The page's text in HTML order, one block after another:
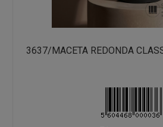
3637/MACETA REDONDA